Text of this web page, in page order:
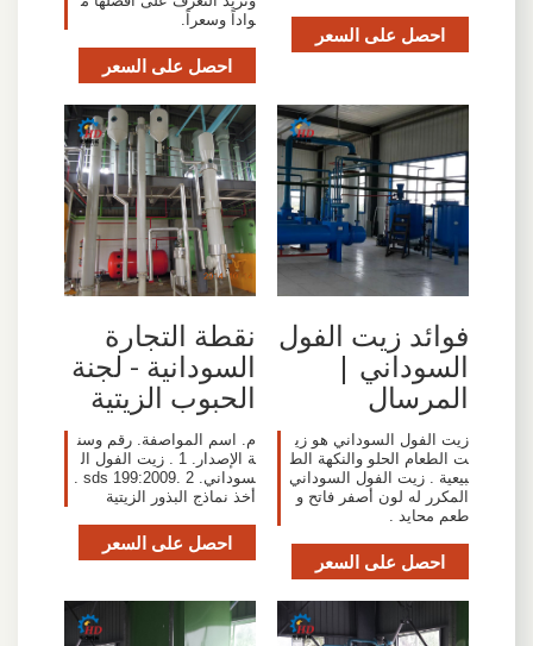
احصل على السعر
واداً وسعراً.
احصل على السعر
فوائد زيت الفول
السوداني |
المرسال
زيت الفول السوداني هو زي
ت الطعام الحلو والنكهة الط
بيعية . زيت الفول السوداني
المكرر له لون أصفر فاتح و
طعم محايد .
احصل على السعر
نقطة التجارة
السودانية - لجنة
الحبوب الزيتية
م. اسم المواصفة. رقم وسن
ة الإصدار. 1 . زيت الفول ال
سوداني. sds 199:2009. 2 .
أخذ نماذج البذور الزيتية
احصل على السعر